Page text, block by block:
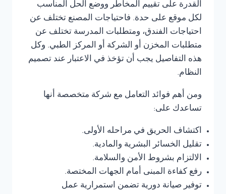
القدرة على تقييم المخاطر ووضع الحل المناسب
لكل موقع على حدة. فاحتياجات المصنع تختلف عن
احتياجات الفندق، ومتطلبات المدرسة تختلف عن
متطلبات المخزن أو الشركة أو المركز الطبي. وكل
هذه التفاصيل يجب أن تؤخذ في الاعتبار عند تصميم
النظام.
ومن أهم فوائد التعامل مع شركة متخصصة أنها
تساعدك على:
اكتشاف الحريق في مراحله الأولى.
تقليل الخسائر البشرية والمادية.
الالتزام بشروط الأمن والسلامة.
رفع كفاءة المبنى أمام الجهات المختصة.
توفير صيانة دورية تضمن استمرارية عمل